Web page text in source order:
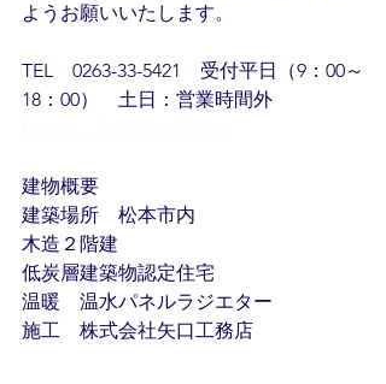
ようお願いいたします。
TEL　0263-33-5421　受付平日（9：00～
18：00）　土日：営業時間外
建物概要
建築場所　松本市内
木造２階建
低炭層建築物認定住宅
温暖　温水パネルラジエター
施工　株式会社矢口工務店